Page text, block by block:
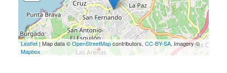
Leaflet| Map data ©OpenStreetMapcontributors, CC-BY-SA, Imagery ©
Mapbox